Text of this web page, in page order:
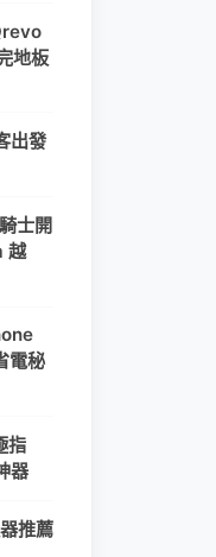
地板
出發
士開
越
電秘
指
器
推薦